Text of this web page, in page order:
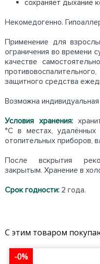
сохраняет дыхание
Некомедогенно.
Применение для
ограничения во времени
качестве
защитного средства
Возможна
Условия хранения:
°С в местах, удалённых
отопительных приборов,
После вскрытия
закрытым. Хранение в
Срок годности: 2 года.
С этим товаром
-0%